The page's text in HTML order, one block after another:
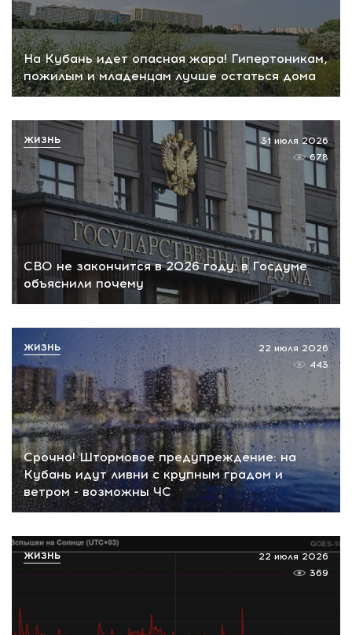
На Кубань идет опасная жара! Гипертоникам,
пожилым и младенцам лучше остаться дома
СВО не закончится в 2026 году: в Госдуме
объяснили почему
31 июля 2026
678
ЖИЗНЬ
Срочно! Штормовое предупреждение: на
Кубань идут ливни с крупным градом и
ветром - возможны ЧС
22 июля 2026
443
ЖИЗНЬ
22 июля 2026
369
ЖИЗНЬ